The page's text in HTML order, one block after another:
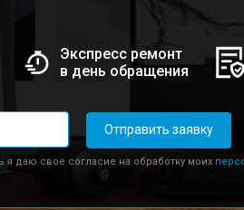
Экспресс ремонт
в день обращения
Отправить заявку
я даю свое согласие на обработку моих